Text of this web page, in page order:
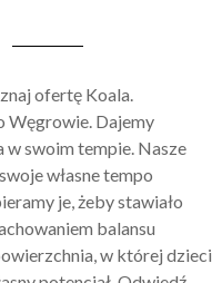
ofertę Koala.
Węgrowie. Dajemy
swoim tempie. Nasze
własne tempo
je, żeby stawiało
balansu
w której dzieci